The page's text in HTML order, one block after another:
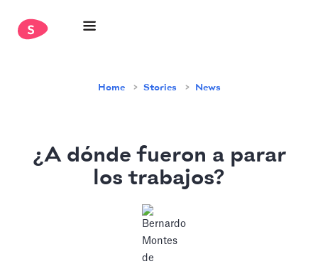
Home Stories News
¿A dónde fueron a parar
los trabajos?